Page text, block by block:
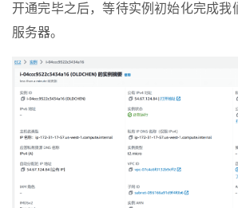
开通完毕之后，等待实例初始化完成我
服务器。